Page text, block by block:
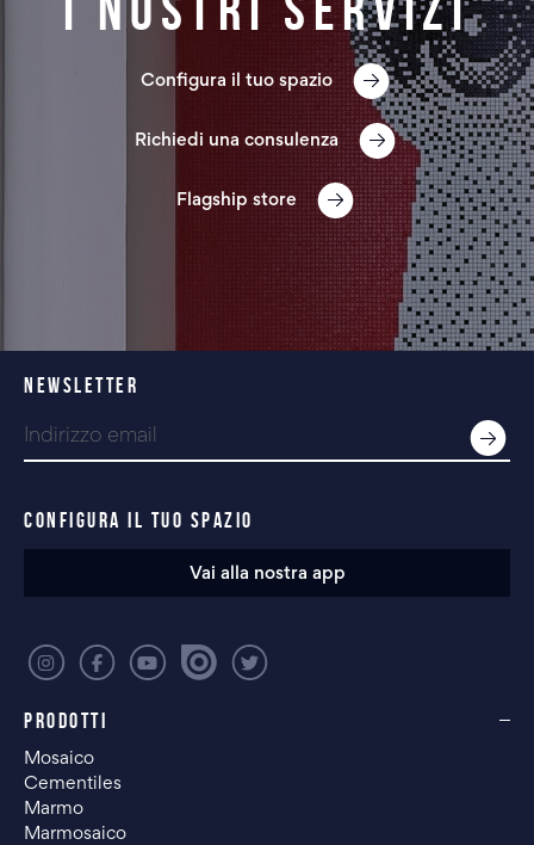
Configura il tuo spazio
Richiedi una consulenza
Flagship store
PRODOTTI
Mosaico
Cementiles
Marmo
Marmosaico
NEWSLETTER
CONFIGURA IL TUO SPAZIO
Vai alla nostra app